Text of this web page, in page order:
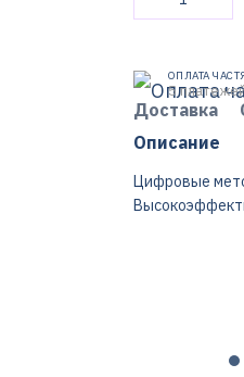
ОПЛАТА
5
Доставка
Описание
Цифровые